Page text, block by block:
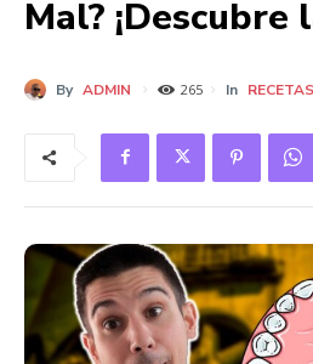
Mal? ¡Descubre
By ADMIN 265 In